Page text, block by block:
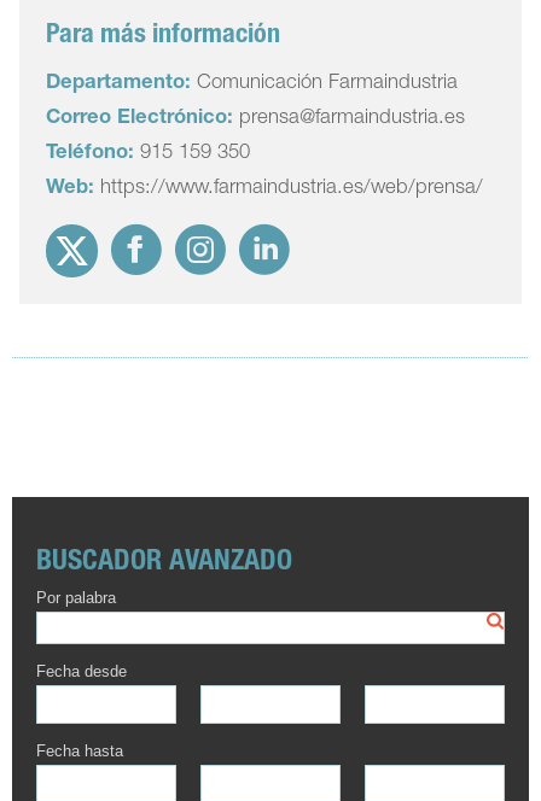
Para más información
Departamento: Comunicación Farmaindustria
Correo Electrónico: prensa@farmaindustria.es
Teléfono: 915 159 350
Web: https://www.farmaindustria.es/web/prensa/
BUSCADOR AVANZADO
Por palabra
Fecha desde
Fecha hasta